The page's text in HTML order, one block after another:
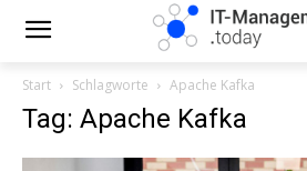
Start Schlagworte Apache Kafka
Tag: Apache Kafka